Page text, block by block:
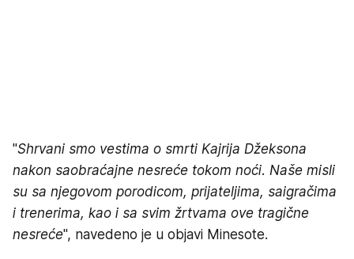
"Shrvani smo vestima o smrti Kajrija Džeksona
nakon saobraćajne nesreće tokom noći. Naše misli
su sa njegovom porodicom, prijateljima, saigračima
i trenerima, kao i sa svim žrtvama ove tragične
nesreće", navedeno je u objavi Minesote.